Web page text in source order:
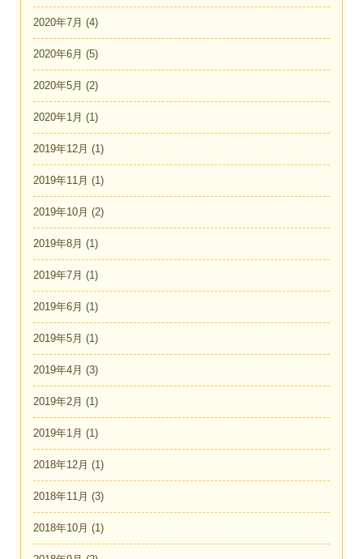
2020年7月 (4)
2020年6月 (5)
2020年5月 (2)
2020年1月 (1)
2019年12月 (1)
2019年11月 (1)
2019年10月 (2)
2019年8月 (1)
2019年7月 (1)
2019年6月 (1)
2019年5月 (1)
2019年4月 (3)
2019年2月 (1)
2019年1月 (1)
2018年12月 (1)
2018年11月 (3)
2018年10月 (1)